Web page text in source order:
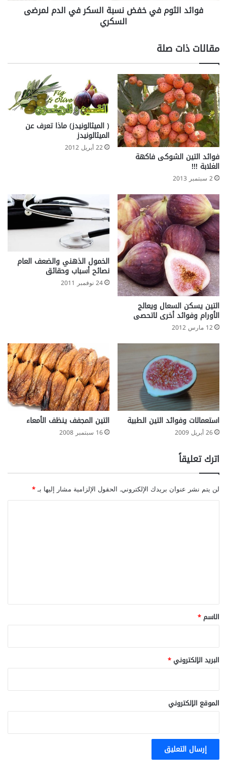
ف
ض
ن
س
ب
ة
ا
ل
س
ك
ر
ف
ي
ا
ل
د
م
ل
م
ر
ض
ى
ا
ل
س
ك
ر
ي
فوائد الثوم في خفض نسبة السكر في الدم لمرضى
السكري
مقالات ذات صلة
فوائد التين الشوكى فاكهة
الغلابة !!!
2 سبتمبر 2013
( الميثالونيدز) ماذا تعرف عن
الميثالونيدز
22 أبريل 2012
التين يسكن السعال ويعالج
الأورام وفوائد أخرى لاتحصى
12 مارس 2012
الخمول الذهني والضعف العام
نصائح أسباب وحقائق
24 نوفمبر 2011
استعمالات وفوائد التين الطبية
26 أبريل 2009
التين المجفف ينظف الأمعاء
16 سبتمبر 2008
اترك تعليقاً
لن يتم نشر عنوان بريدك الإلكتروني. الحقول الإلزامية مشار إليها بـ*
*
الاسم*
البريد الإلكتروني*
الموقع الإلكتروني